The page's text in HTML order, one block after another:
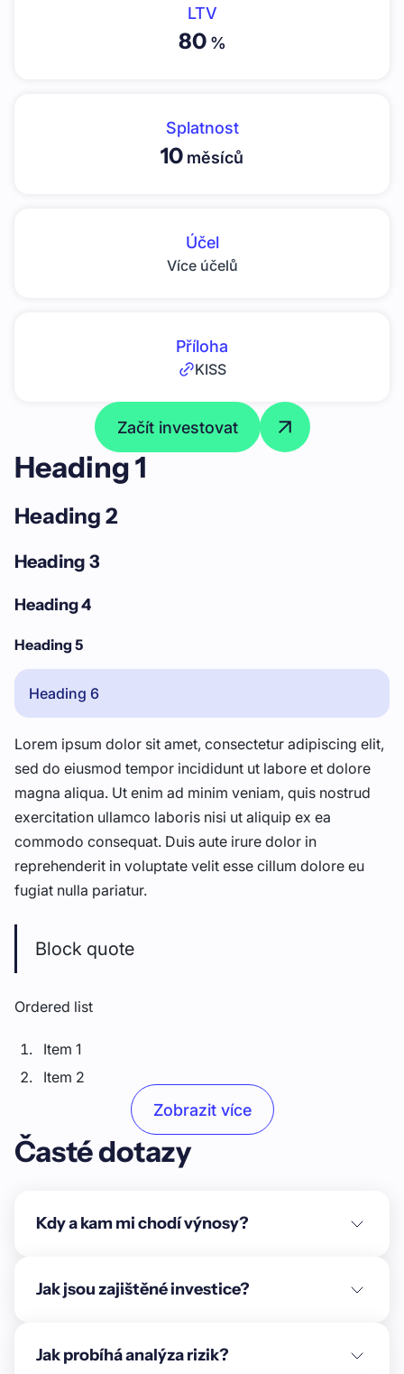
LTV
80%
Splatnost
10 měsíců
Účel
Více účelů
Příloha
KISS
Začít investovat
Heading 1
Heading 2
Heading 3
Heading 4
Heading 5
Heading 6
Lorem ipsum dolor sit amet, consectetur adipiscing elit,
sed do eiusmod tempor incididunt ut labore et dolore
magna aliqua. Ut enim ad minim veniam, quis nostrud
exercitation ullamco laboris nisi ut aliquip ex ea
commodo consequat. Duis aute irure dolor in
reprehenderit in voluptate velit esse cillum dolore eu
fugiat nulla pariatur.
Block quote
Ordered list
Item 1
Item 2
Unordered list
Item B
Text link
Emphasis
Zobrazit více
Časté dotazy
Kdy a kam mi chodí výnosy?
Jak jsou zajištěné investice?
Jak probíhá analýza rizik?